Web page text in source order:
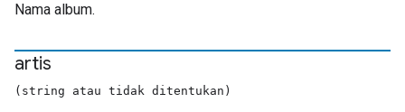
Nama album.
artis
(string atau tidak ditentukan)